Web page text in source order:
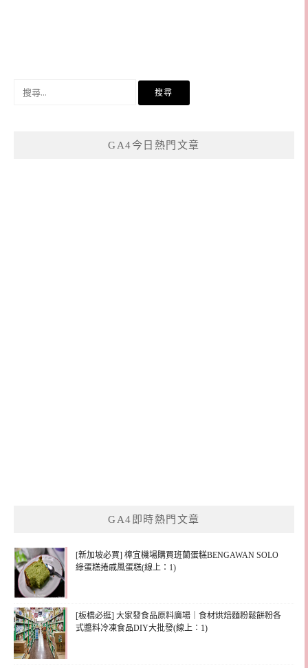
GA4今日熱門文章
GA4即時熱門文章
[新加坡必買] 樟宜機場購買班蘭蛋糕BENGAWAN SOLO
綠蛋糕捲戚風蛋糕(線上：1)
[板橋必逛] 大家發食品原料廣場｜食材烘焙麵粉鬆餅粉各
式醬料冷凍食品DIY大批發(線上：1)